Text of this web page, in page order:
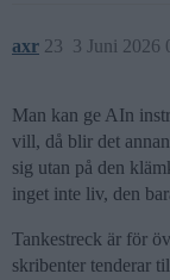
axr 3 Juni 2026
23
Man kan ge AIn
vill, då blir det
sig utan på den
inget inte liv, den
Tankestreck är för
skribenter tenderar